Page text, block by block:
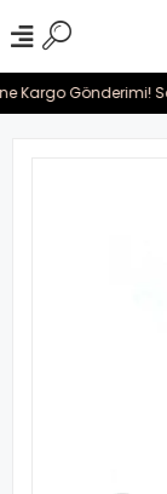
Kargo Gönderimi!